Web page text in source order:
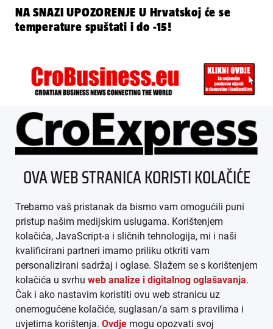
NA SNAZI UPOZORENJE U Hrvatskoj će se
temperature spuštati i do -15!
ÜBER UNS
IMPRESSUM
AGB
DATENSCHUTZ
MEDIADATEN
ARHIVA (PDF)
OVA WEB STRANICA KORISTI KOLAČIĆE
Trebamo vaš pristanak da bismo vam omogućili puni
pristup našim medijskim uslugama. Korištenjem
kolačića, JavaScript-a i sličnih tehnologija, mi i naši
kvalificirani partneri imamo priliku otkriti vam
personalizirani sadržaj i oglase. Slažem se s korištenjem
kolačića u svrhu web analize i digitalnog oglašavanja.
Čak i ako nastavim koristiti ovu web stranicu uz
onemogućene kolačiće, suglasan/a sam s pravilima i
uvjetima korištenja. Ovdje mogu opozvati svoj